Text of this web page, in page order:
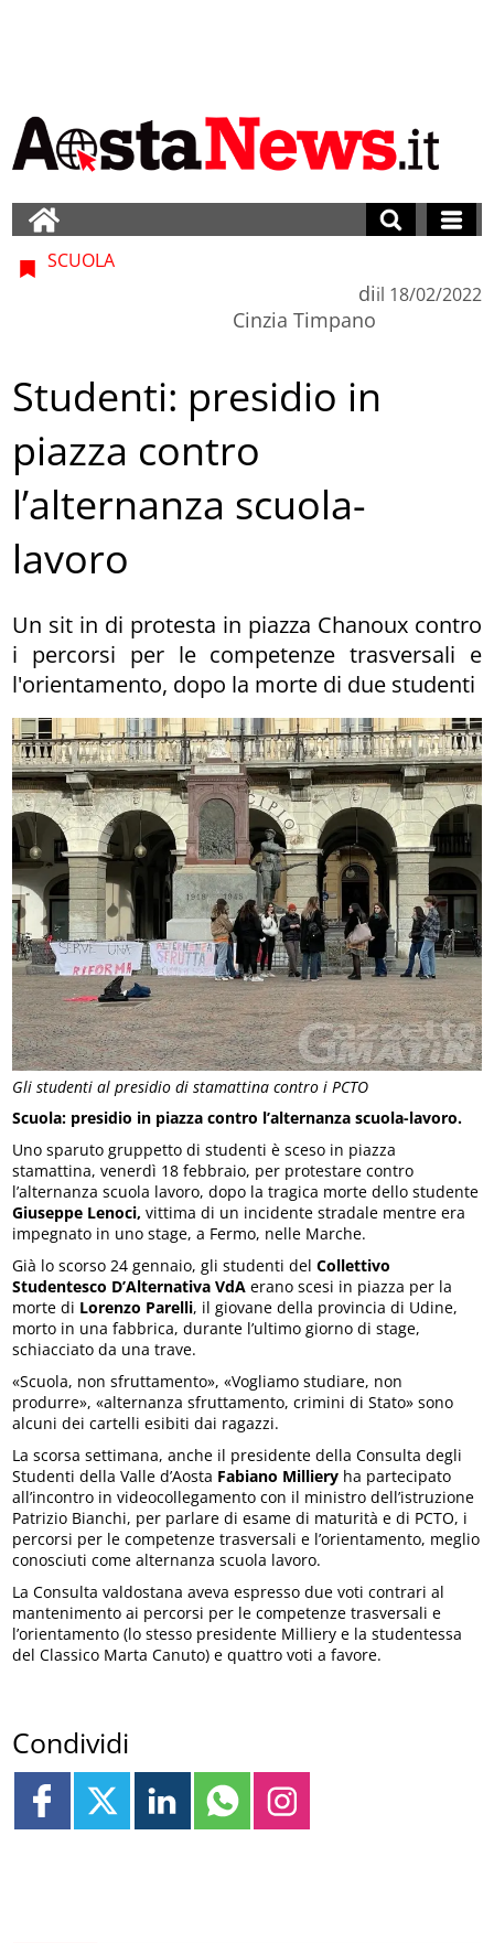
Gli studenti al presidio di stamattina contro i PCTO
SCUOLA
di
Cinzia Timpano
il 18/02/2022
Studenti: presidio in
piazza contro
l’alternanza scuola-
lavoro
Un sit in di protesta in piazza Chanoux contro
i percorsi per le competenze trasversali e
l'orientamento, dopo la morte di due studenti
Scuola: presidio in piazza contro l’alternanza scuola-lavoro.
Uno sparuto gruppetto di studenti è sceso in piazza
stamattina, venerdì 18 febbraio, per protestare contro
l’alternanza scuola lavoro, dopo la tragica morte dello studente
Giuseppe Lenoci, vittima di un incidente stradale mentre era
impegnato in uno stage, a Fermo, nelle Marche.
Già lo scorso 24 gennaio, gli studenti del Collettivo
Studentesco D’Alternativa VdA erano scesi in piazza per la
morte di Lorenzo Parelli, il giovane della provincia di Udine,
morto in una fabbrica, durante l’ultimo giorno di stage,
schiacciato da una trave.
«Scuola, non sfruttamento», «Vogliamo studiare, non
produrre», «alternanza sfruttamento, crimini di Stato» sono
alcuni dei cartelli esibiti dai ragazzi.
La scorsa settimana, anche il presidente della Consulta degli
Studenti della Valle d’Aosta Fabiano Milliery ha partecipato
all’incontro in videocollegamento con il ministro dell’istruzione
Patrizio Bianchi, per parlare di esame di maturità e di PCTO, i
percorsi per le competenze trasversali e l’orientamento, meglio
conosciuti come alternanza scuola lavoro.
La Consulta valdostana aveva espresso due voti contrari al
mantenimento ai percorsi per le competenze trasversali e
l’orientamento (lo stesso presidente Milliery e la studentessa
del Classico Marta Canuto) e quattro voti a favore.
Condividi